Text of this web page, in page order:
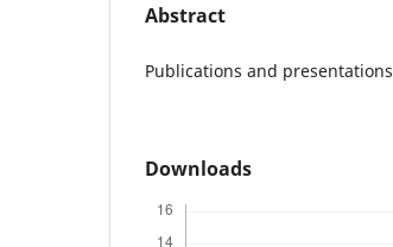
Abstract
Publications and presentations
Downloads